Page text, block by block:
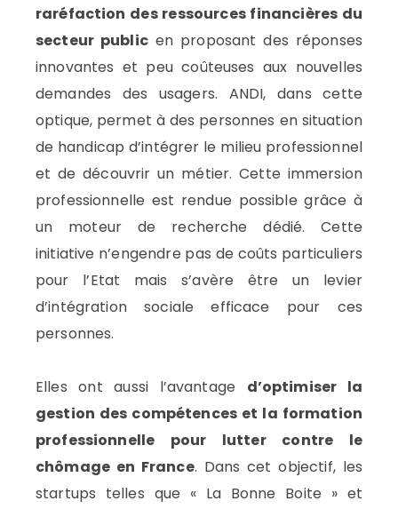
raréfaction des ressources financières du
secteur publicen proposant des réponses
innovantes et peu coûteuses aux nouvelles
demandes des usagers. ANDI, dans cette
optique, permet à des personnes en situation
de handicap d’intégrer le milieu professionnel
et de découvrir un métier. Cette immersion
professionnelle est rendue possible grâce à
un moteur de recherche dédié. Cette
initiative n’engendre pas de coûts particuliers
pour l’Etat mais s’avère être un levier
d’intégration sociale efficace pour ces
personnes.
Elles ont aussi l’avantage d’optimiser la
gestion des compétences et la formation
professionnelle pour lutter contre le
chômage en France. Dans cet objectif, les
startups telles que « La Bonne Boite » et